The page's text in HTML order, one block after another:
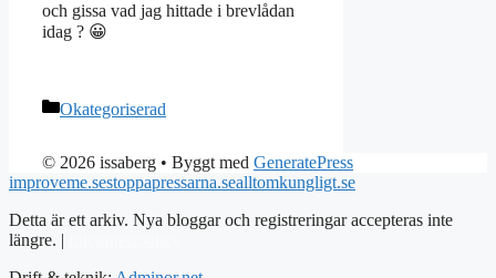
och gissa vad jag hittade i brevlådan
idag ? 😀
Kategorier
Okategoriserad
© 2026 issaberg • Byggt med GeneratePress
improveme.sestoppapressarna.sealltomkungligt.se
Detta är ett arkiv. Nya bloggar och registreringar accepteras inte
längre. |